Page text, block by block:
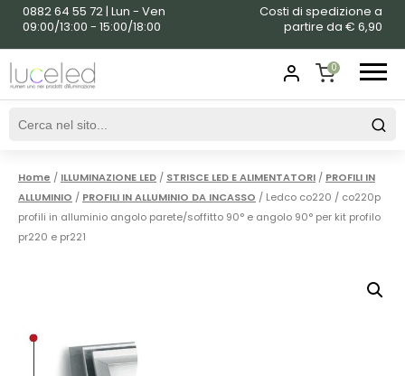
0882 64 55 72 | Lun - Ven
09:00/13:00 - 15:00/18:00
Costi di spedizione a
partire da € 6,90
0
SHOPPING
Home / ILLUMINAZIONE LED / STRISCE LED E ALIMENTATORI / PROFILI IN
ALLUMINIO / PROFILI IN ALLUMINIO DA INCASSO / Ledco co220 / co220p
profili in alluminio angolo parete/soffitto 90° e angolo 90° per kit profilo
pr220 e pr221